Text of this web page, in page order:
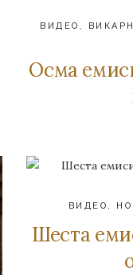
ВИДЕО ,
Осма
ВИДЕО ,
Шеста